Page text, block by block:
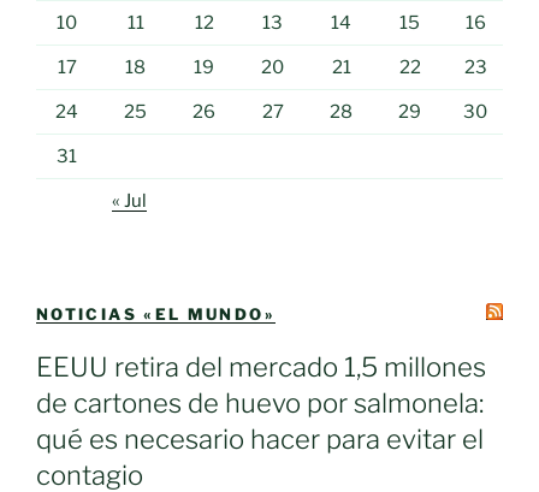
10 11 12 13 14 15 16
17 18 19 20 21 22 23
24 25 26 27 28 29 30
31
« Jul
NOTICIAS «EL MUNDO»
EEUU retira del mercado 1,5 millones
de cartones de huevo por salmonela:
qué es necesario hacer para evitar el
contagio